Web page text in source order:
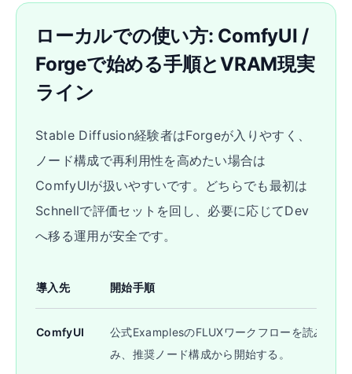
ローカルでの使い方: ComfyUI /
Forgeで始める手順とVRAM現実
ライン
Stable Diffusion経験者はForgeが入りやすく、
ノード構成で再利用性を高めたい場合は
ComfyUIが扱いやすいです。どちらでも最初は
Schnellで評価セットを回し、必要に応じてDev
へ移る運用が安全です。
導入先 開始手順
ComfyUI
公式ExamplesのFLUXワークフローを読み込
み、推奨ノード構成から開始する。